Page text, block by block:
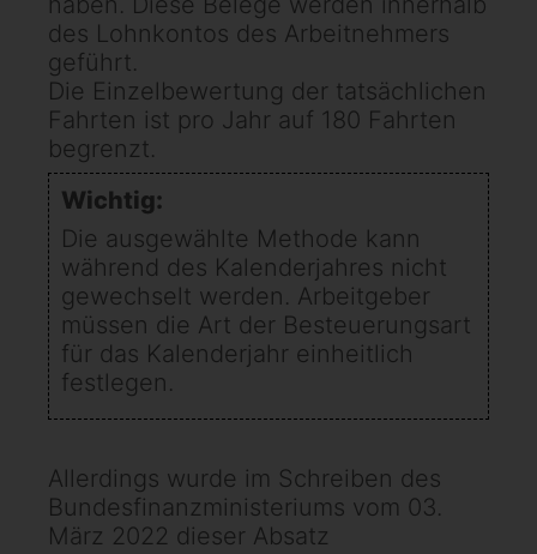
des Lohnkontos des Arbeitnehmers
geführt.
Die Einzelbewertung der tatsächlichen
Fahrten ist pro Jahr auf 180 Fahrten
begrenzt.
Wichtig:
Die ausgewählte Methode kann
während des Kalenderjahres nicht
gewechselt werden. Arbeitgeber
müssen die Art der Besteuerungsart
für das Kalenderjahr einheitlich
festlegen.
Allerdings wurde im Schreiben des
Bundesfinanzministeriums vom 03.
März 2022 dieser Absatz